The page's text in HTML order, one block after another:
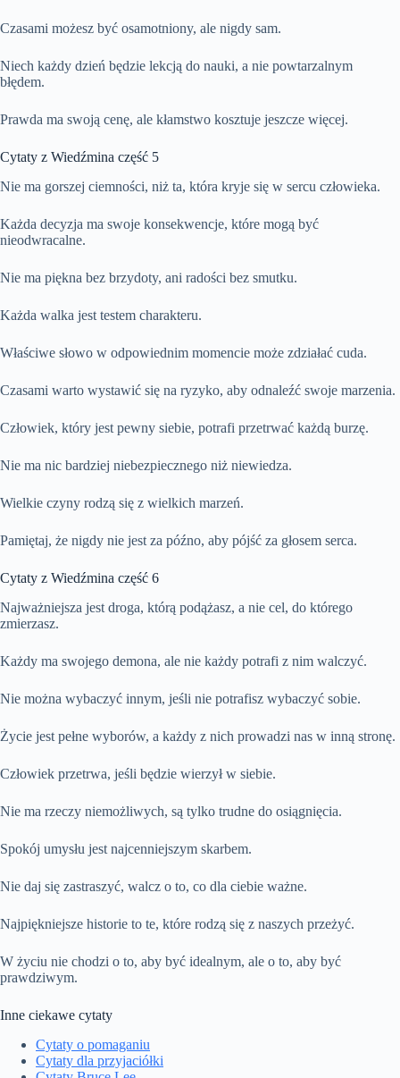
Czasami możesz być osamotniony, ale nigdy sam.
Niech każdy dzień będzie lekcją do nauki, a nie powtarzalnym
błędem.
Prawda ma swoją cenę, ale kłamstwo kosztuje jeszcze więcej.
Cytaty z Wiedźmina część 5
Nie ma gorszej ciemności, niż ta, która kryje się w sercu człowieka.
Każda decyzja ma swoje konsekwencje, które mogą być
nieodwracalne.
Nie ma piękna bez brzydoty, ani radości bez smutku.
Każda walka jest testem charakteru.
Właściwe słowo w odpowiednim momencie może zdziałać cuda.
Czasami warto wystawić się na ryzyko, aby odnaleźć swoje marzenia.
Człowiek, który jest pewny siebie, potrafi przetrwać każdą burzę.
Nie ma nic bardziej niebezpiecznego niż niewiedza.
Wielkie czyny rodzą się z wielkich marzeń.
Pamiętaj, że nigdy nie jest za późno, aby pójść za głosem serca.
Cytaty z Wiedźmina część 6
Najważniejsza jest droga, którą podążasz, a nie cel, do którego
zmierzasz.
Każdy ma swojego demona, ale nie każdy potrafi z nim walczyć.
Nie można wybaczyć innym, jeśli nie potrafisz wybaczyć sobie.
Życie jest pełne wyborów, a każdy z nich prowadzi nas w inną stronę.
Człowiek przetrwa, jeśli będzie wierzył w siebie.
Nie ma rzeczy niemożliwych, są tylko trudne do osiągnięcia.
Spokój umysłu jest najcenniejszym skarbem.
Nie daj się zastraszyć, walcz o to, co dla ciebie ważne.
Najpiękniejsze historie to te, które rodzą się z naszych przeżyć.
W życiu nie chodzi o to, aby być idealnym, ale o to, aby być
prawdziwym.
Inne ciekawe cytaty
Cytaty o pomaganiu
Cytaty dla przyjaciółki